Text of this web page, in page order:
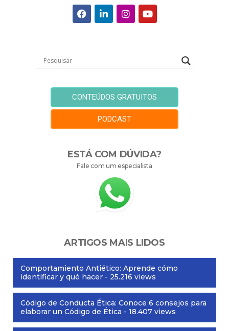
CONTEÚDOS GRATUITOS
PODCAST
ESTÁ COM DÚVIDA?
Fale com um especialista
ARTIGOS MAIS LIDOS
Comportamiento Antiético: Aprende cómo
identificar y qué hacer - 25.216 views
Código de Conducta Ética: Conoce 6 consejos para
elaborar un Código de Ética - 18.407 views